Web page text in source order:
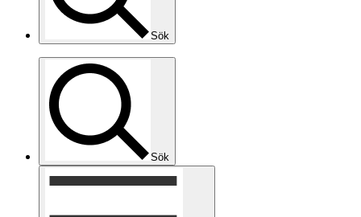
Sök
Sök